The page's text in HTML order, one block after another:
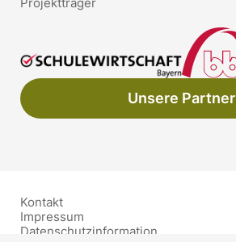
Unsere Partner
Kontakt
Impressum
Datenschutzinformation